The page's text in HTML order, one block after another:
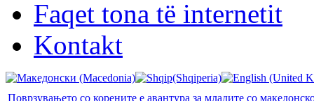
Faqet tona të internetit
Kontakt
Поврзувањето со корените е авантура за младите со